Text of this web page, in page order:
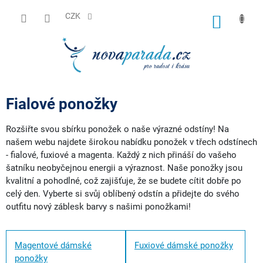
CZK
Fialové ponožky
Rozšiřte svou sbírku ponožek o naše výrazné odstíny! Na
našem webu najdete širokou nabídku ponožek v třech odstínech
- fialové, fuxiové a magenta. Každý z nich přináší do vašeho
šatníku neobyčejnou energii a výraznost. Naše ponožky jsou
kvalitní a pohodlné, což zajišťuje, že se budete cítit dobře po
celý den. Vyberte si svůj oblíbený odstín a přidejte do svého
outfitu nový záblesk barvy s našimi ponožkami!
Magentové dámské
ponožky
Fuxiové dámské ponožky